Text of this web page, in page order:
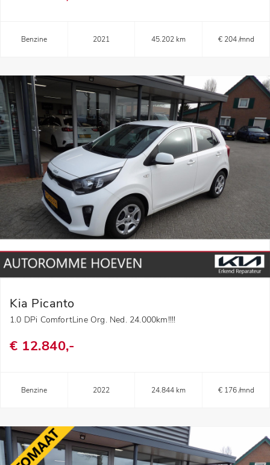
Benzine 2021 45.202 km € 204 /mnd
Kia Picanto
1.0 DPi ComfortLine Org. Ned. 24.000km!!!!
€ 12.840,-
Benzine 2022 24.844 km € 176 /mnd